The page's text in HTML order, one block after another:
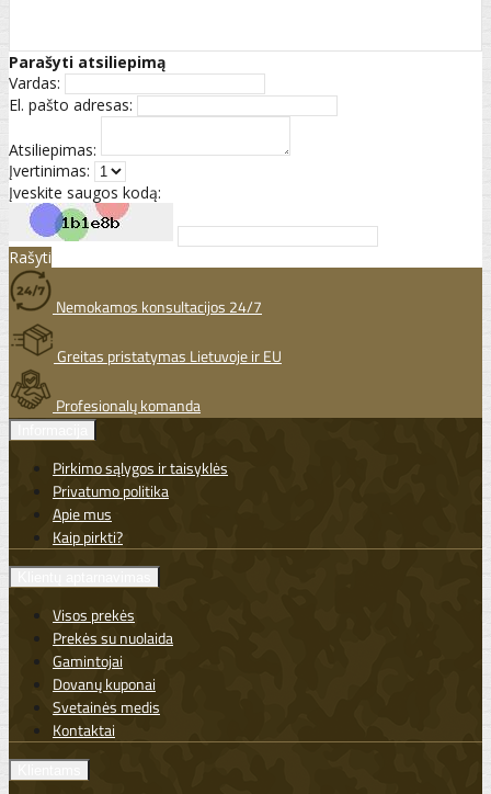
Parašyti atsiliepimą
Vardas:
El. pašto adresas:
Atsiliepimas:
Įvertinimas:
Įveskite saugos kodą:
Rašyti
Nemokamos konsultacijos 24/7
Greitas pristatymas Lietuvoje ir EU
Profesionalų komanda
Pirkimo sąlygos ir taisyklės
Privatumo politika
Apie mus
Kaip pirkti?
Visos prekės
Prekės su nuolaida
Gamintojai
Dovanų kuponai
Svetainės medis
Kontaktai